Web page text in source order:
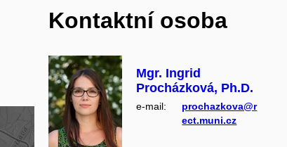
Kontaktní osoba
Mgr. Ingrid
Procházková, Ph.D.
e‑mail:
prochazkova@r
ect.muni.cz